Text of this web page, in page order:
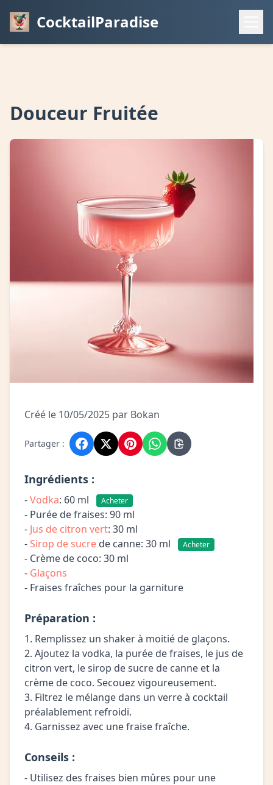
CocktailParadise
Douceur Fruitée
Créé le 10/05/2025 par Bokan
Partager :
Ingrédients :
-Vodka: 60 ml Acheter
- Purée de fraises: 90 ml
- Jus de citron vert: 30 ml
-Sirop de sucre de canne: 30 ml Acheter
- Crème de coco: 30 ml
- Glaçons
- Fraises fraîches pour la garniture
Préparation :
1. Remplissez un shaker à moitié de glaçons.
2. Ajoutez la vodka, la purée de fraises, le jus de
citron vert, le sirop de sucre de canne et la
crème de coco. Secouez vigoureusement.
3. Filtrez le mélange dans un verre à cocktail
préalablement refroidi.
4. Garnissez avec une fraise fraîche.
Conseils :
- Utilisez des fraises bien mûres pour une